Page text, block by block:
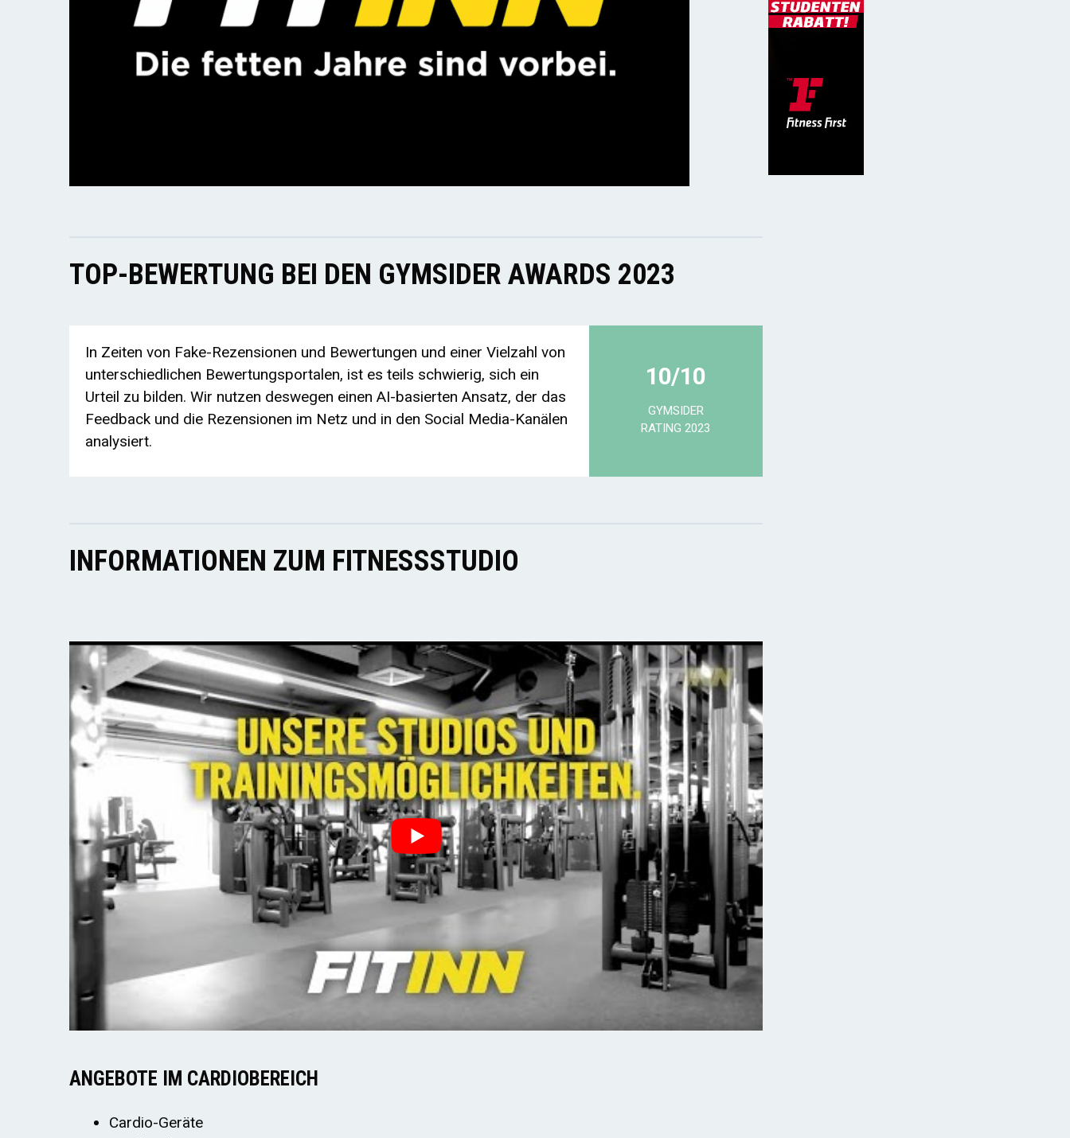
TOP-BEWERTUNG BEI DEN GYMSIDER AWARDS 2023
In Zeiten von Fake-Rezensionen und Bewertungen und einer Vielzahl von
unterschiedlichen Bewertungsportalen, ist es teils schwierig, sich ein
Urteil zu bilden. Wir nutzen deswegen einen AI-basierten Ansatz, der das
Feedback und die Rezensionen im Netz und in den Social Media-Kanälen
analysiert.
10/10
GYMSIDER
RATING 2023
INFORMATIONEN ZUM FITNESSSTUDIO
ANGEBOTE IM CARDIOBEREICH
Cardio-Geräte